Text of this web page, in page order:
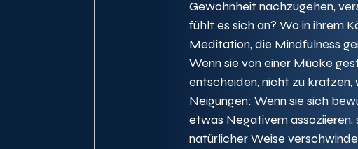
Gewohnheit nachzugehen,
fühlt es sich an? Wo in ihrem
Meditation, die Mindfulness
Wenn sie von einer Mücke
entscheiden, nicht zu
Neigungen: Wenn sie sich
etwas Negativem assoziieren,
natürlicher Weise